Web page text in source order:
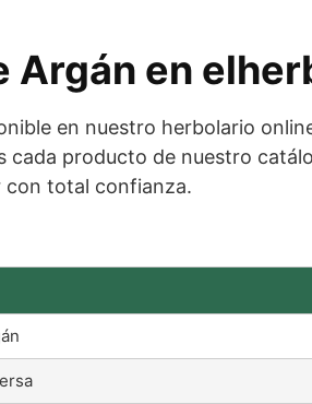
Argán en
en nuestro herbolario
cada producto de nuestro
con total confianza.